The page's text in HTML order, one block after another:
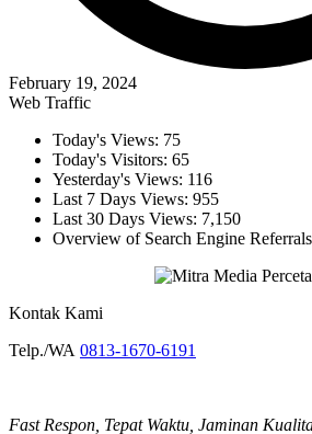
February 19, 2024
Web Traffic
Today's Views: 75
Today's Visitors: 65
Yesterday's Views: 116
Last 7 Days Views: 955
Last 30 Days Views: 7,150
Overview of Search Engine
Kontak Kami
Telp./WA 0813-1670-6191
Fast Respon, Tepat Waktu, Jaminan